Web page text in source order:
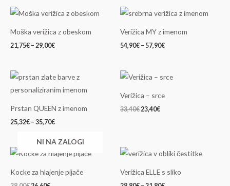
Moška verižica z obeskom
21,75€ – 29,00€
Cenovni
razpon:
21,75€
do
Verižica MY z imenom
54,90€ – 57,90€
Cenovni
razpon:
54,90€
do
Prstan QUEEN z imenom
25,32€ – 35,70€
Cenovni
razpon:
od
do
Verižica – srce
33,40€
Izvirna
cena
bila:
33,40€.
23,40€
cena
23,40€.
NI NA ZALOGI
Kocke za hlajenje pijače
cena
bila:
38,00€.
cena
26,60€.
Verižica ELLE s sliko
Cenovni
razpon:
28,80€
do